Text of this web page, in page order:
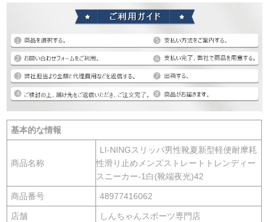
基本的な情報
商品名称
LI-NINGスリッパ男性靴夏新型軽便耐摩耗
性滑り止めメンズストレートトレンディー
スニーカー-1白(靴端夜光)42
商品番号 48977416062
店舗 しんちゃんスポーツ専門店